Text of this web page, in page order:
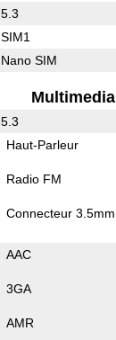
5.3
SIM1
Nano SIM
Multimedia
5.3
Haut-Parleur
Radio FM
Connecteur 3.5mm
AAC
3GA
AMR